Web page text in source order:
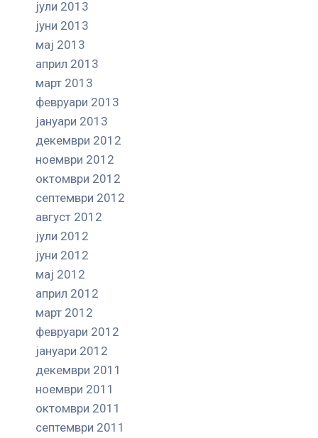
јули 2013
јуни 2013
мај 2013
април 2013
март 2013
февруари 2013
јануари 2013
декември 2012
ноември 2012
октомври 2012
септември 2012
август 2012
јули 2012
јуни 2012
мај 2012
април 2012
март 2012
февруари 2012
јануари 2012
декември 2011
ноември 2011
октомври 2011
септември 2011